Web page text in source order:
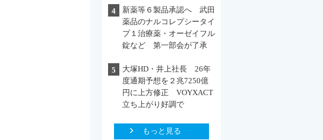
4
新薬等６製品承認へ 武田
薬品のナルコレプシータイ
プ１治療薬・オーゼイフル
錠など 第一部会が了承
5
大塚HD・井上社長 26年
度通期予想を２兆7250億
円に上方修正 VOYXACT
立ち上がり好調で
もっと見る